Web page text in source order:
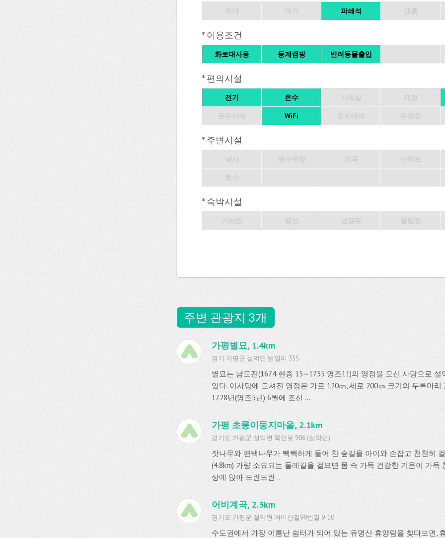
파쇄석
* 이용조건
화로대사용 동계캠핑 반려동물출입
* 편의시설
전기 온수
WiFi
* 주변시설
* 숙박시설
주변 관광지 3개
가평별묘, 1.4km
경기 가평군 설악면 방일리 355
별묘는 남도진(1674 현종 15∼1735 영조11)의 영정을 모신 사당으로 설
있다. 이사당에 모셔진 영정은 가로 120㎝, 세로 200㎝ 크기의 두루마
1728년(영조5년) 6월에 조선 ...
가평 초롱이둥지마을, 2.1km
경기도 가평군 설악면 묵안로 906 (설악면)
잣나무와 편백나무가 빽빽하게 들어 찬 숲길을 아이와 손잡고 천천히
(4.8km) 가량 소요되는 둘레길을 걸으면 몸 속 가득 건강한 기운이 가득
상에 앉아 도란도란 ...
어비계곡, 2.3km
경기도 가평군 설악면 어비산길99번길 9-10
수도권에서 가장 이름난 쉼터가 되어 있는 유명산 휴양림을 찾다보면,